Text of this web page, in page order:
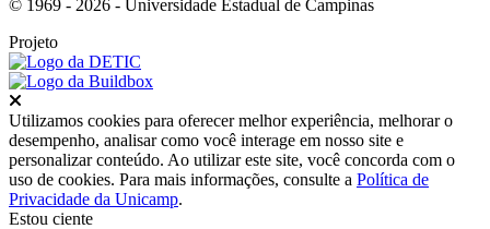
© 1969 - 2026 - Universidade Estadual de Campinas
Projeto
Utilizamos cookies para oferecer melhor experiência, melhorar o
desempenho, analisar como você interage em nosso site e
personalizar conteúdo. Ao utilizar este site, você concorda com o
uso de cookies. Para mais informações, consulte a Política de
Privacidade da Unicamp.
Estou ciente